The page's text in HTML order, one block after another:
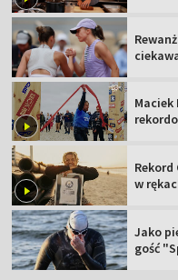
Maciek
Rekord
w
Jako
gość